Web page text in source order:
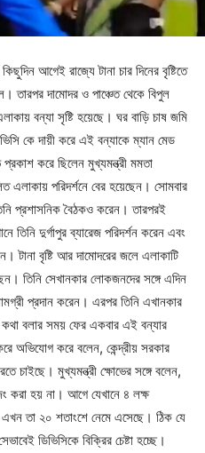
আগেই রাজ্যে টানা চার দিনের বৃষ্টিতে
তারপর দামোদর ও পাঞ্চেত থেকে বিপুল
বন্যা সৃষ্টি হয়েছে। ঘর বাড়ি চাষ জমি
কে দায়ী করে এই বন্যাকে ম্যান মেড
প্রকাশ করে ছিলেন মুখ্যমন্ত্রী মমতা
এলাকায় পরিদর্শনে বের হয়েছেন। সোমবার
প্রশাসনিক বৈঠকও করেন। তারপরই
তিনি দুর্গাপুর ব্যারেজ পরিদর্শন করেন এবং
টানা বৃষ্টি আর দামোদরের জলে এলাকাটি
তিনি সেখানকার লোকজনদের সঙ্গে এদিন
প্রদান করেন। এরপর তিনি এখানকার
কথা বলার সময় ফের একবার এই বন্যার
অভিযোগ করে বলেন, কেন্দ্রীয় সরকার
চাইছে। মুখ্যমন্ত্রী ক্ষোভের সঙ্গে বলেন,
করা হয় না। আগে যেখানে ৪ লক্ষ
তা ২০ শতাংশে নেমে এসেছে। ঠিক যে
ডিভিসিকে বিক্রির চেষ্টা হচ্ছে।